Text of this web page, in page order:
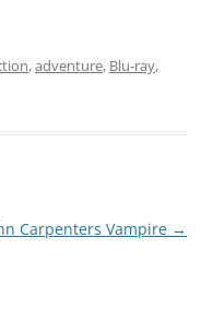
,adventure, Blu-ray,
Carpenters Vampire →